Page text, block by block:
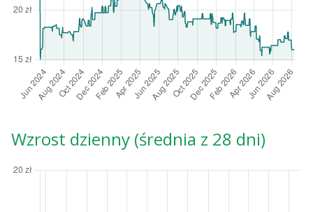
Wzrost dzienny (średnia z 28 dni)